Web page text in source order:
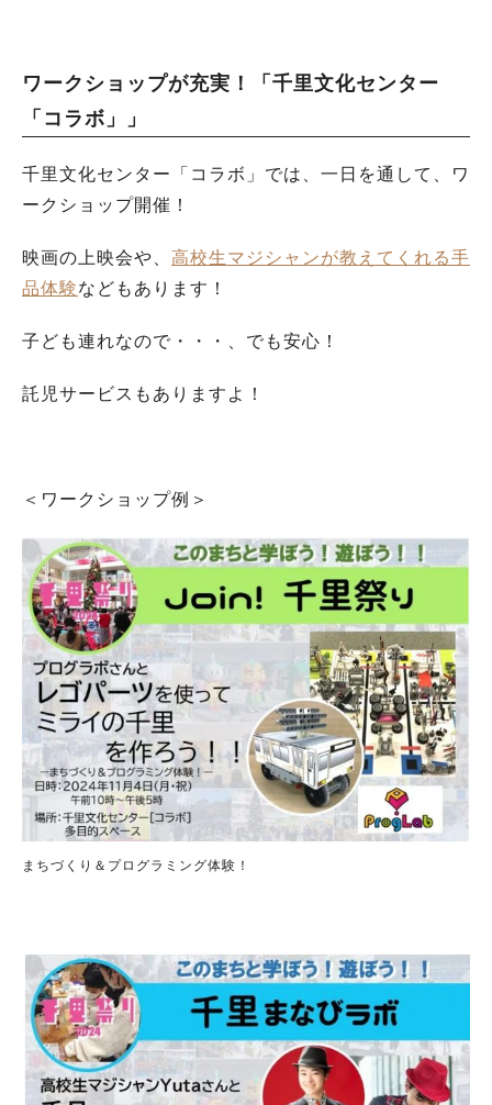
ワークショップが充実！「千里文化センター
「コラボ」」
千里文化センター「コラボ」では、一日を通して、ワ
ークショップ開催！
映画の上映会や、 高校生マジシャンが教えてくれる手
品体験などもあります！
子ども連れなので・・・、でも安心！
託児サービスもありますよ！
＜ワークショップ例＞
まちづくり＆プログラミング体験！